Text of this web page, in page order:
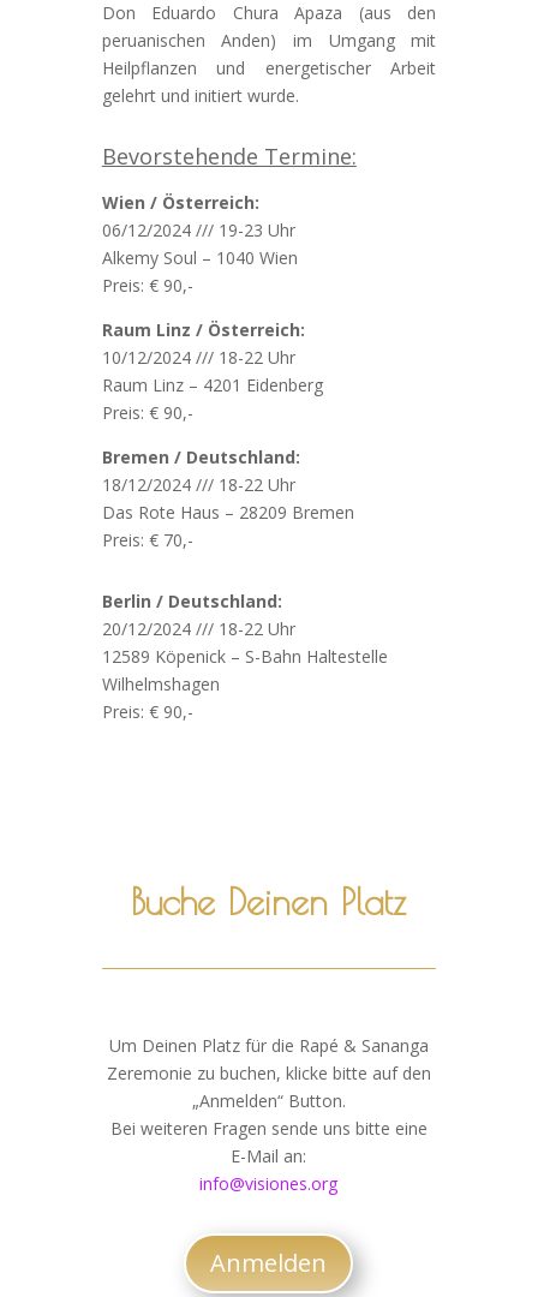
Don Eduardo Chura Apaza (aus den
peruanischen Anden) im Umgang mit
Heilpflanzen und energetischer Arbeit
gelehrt und initiert wurde.
Bevorstehende Termine:
Wien / Österreich:
06/12/2024 /// 19-23 Uhr
Alkemy Soul – 1040 Wien
Preis: € 90,-
Raum Linz / Österreich:
10/12/2024 /// 18-22 Uhr
Raum Linz – 4201 Eidenberg
Preis: € 90,-
Bremen / Deutschland:
18/12/2024 /// 18-22 Uhr
Das Rote Haus – 28209 Bremen
Preis: € 70,-
Berlin / Deutschland:
20/12/2024 /// 18-22 Uhr
12589 Köpenick – S-Bahn Haltestelle
Wilhelmshagen
Preis: € 90,-
Buche Deinen Platz
Um Deinen Platz für die Rapé & Sananga
Zeremonie zu buchen, klicke bitte auf den
„Anmelden“ Button.
Bei weiteren Fragen sende uns bitte eine
E-Mail an:
info@visiones.org
Anmelden